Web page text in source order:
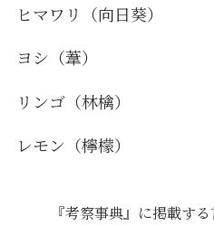
ヒマワリ（向日葵）
ヨシ（葦）
リンゴ（林檎）
レモン（檸檬）
『考察事典』に掲載す